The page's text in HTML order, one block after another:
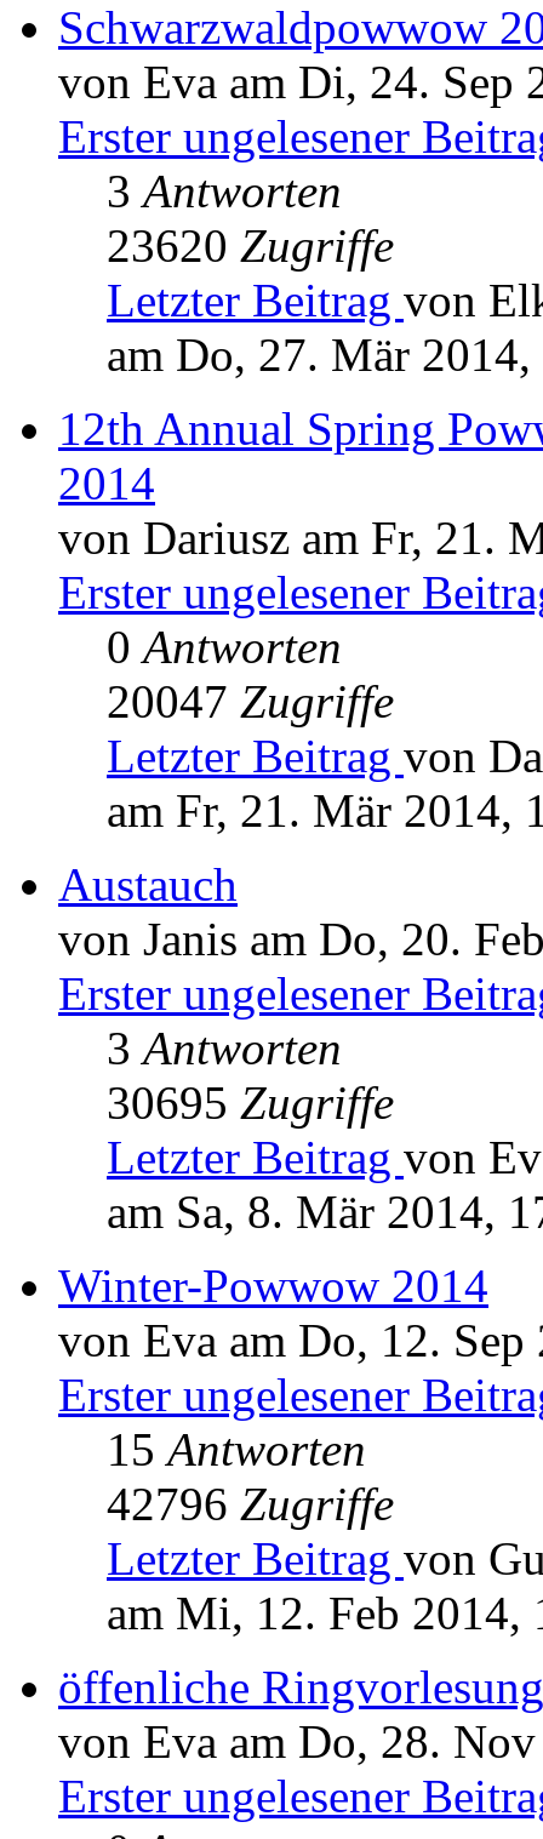
Schwarzwaldpowwow
von Eva am Di, 24. Sep
Erster ungelesener
3Antworten
23620 Zugriffe
Letzter Beitrag von
am Do, 27. Mär
12th Annual Spring
2014
von Dariusz am Fr, 21.
Erster ungelesener
0Antworten
20047 Zugriffe
Letzter Beitrag von
am Fr, 21. Mär 2014,
Austauch
von Janis am Do, 20.
Erster ungelesener
3Antworten
30695 Zugriffe
Letzter Beitrag von
am Sa, 8. Mär 2014,
Winter-Powwow 2014
von Eva am Do, 12. Sep
Erster ungelesener
15Antworten
42796 Zugriffe
Letzter Beitrag von
am Mi, 12. Feb 2014,
öffenliche
von Eva am Do, 28.
Erster ungelesener